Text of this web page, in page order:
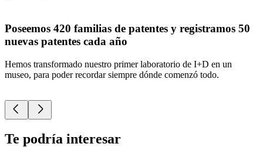
Poseemos 420 familias de patentes y registramos 50
nuevas patentes cada año
Hemos transformado nuestro primer laboratorio de I+D en un
museo, para poder recordar siempre dónde comenzó todo.
Te podría interesar